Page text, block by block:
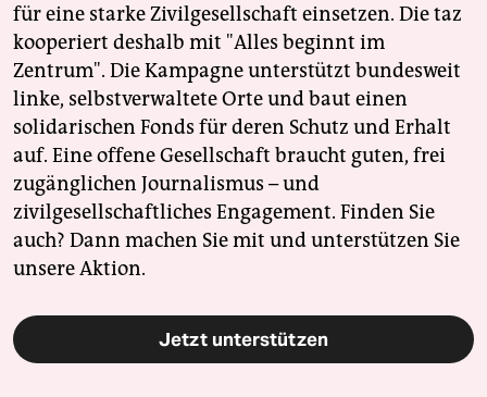
für eine starke Zivilgesellschaft einsetzen. Die taz
kooperiert deshalb mit "Alles beginnt im
Zentrum". Die Kampagne unterstützt bundesweit
linke, selbstverwaltete Orte und baut einen
solidarischen Fonds für deren Schutz und Erhalt
auf. Eine offene Gesellschaft braucht guten, frei
zugänglichen Journalismus – und
zivilgesellschaftliches Engagement. Finden Sie
auch? Dann machen Sie mit und unterstützen Sie
unsere Aktion.
Jetzt unterstützen